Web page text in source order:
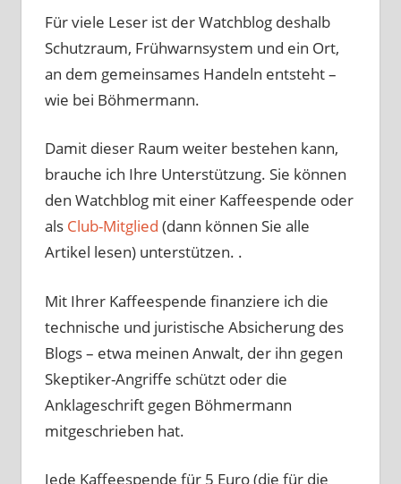
Für viele Leser ist der Watchblog deshalb
Schutzraum, Frühwarnsystem und ein Ort,
an dem gemeinsames Handeln entsteht –
wie bei Böhmermann.
Damit dieser Raum weiter bestehen kann,
brauche ich Ihre Unterstützung. Sie können
den Watchblog mit einer Kaffeespende oder
als Club-Mitglied (dann können Sie alle
Artikel lesen) unterstützen. .
Mit Ihrer Kaffeespende finanziere ich die
technische und juristische Absicherung des
Blogs – etwa meinen Anwalt, der ihn gegen
Skeptiker-Angriffe schützt oder die
Anklageschrift gegen Böhmermann
mitgeschrieben hat.
Jede Kaffeespende für 5 Euro (die für die